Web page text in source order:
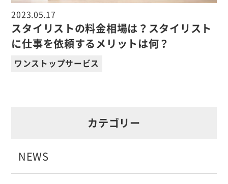
2023.05.17
スタイリストの料金相場は？スタイリスト
に仕事を依頼するメリットは何？
ワンストップサービス
カテゴリー
NEWS